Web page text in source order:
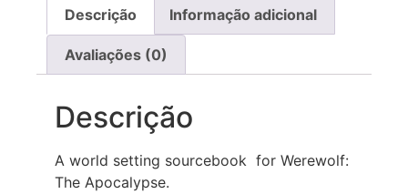
Descrição Informação adicional
Avaliações (0)
Descrição
A world setting sourcebook for Werewolf:
The Apocalypse.